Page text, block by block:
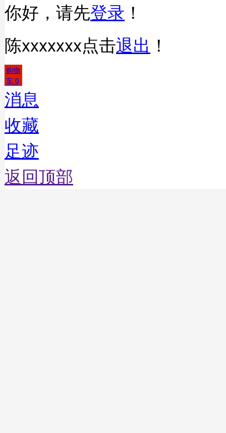
你好，请先登录 ！
陈xxxxxxx点击退出 ！
购物
车 0
消息
收藏
足迹
返回顶部